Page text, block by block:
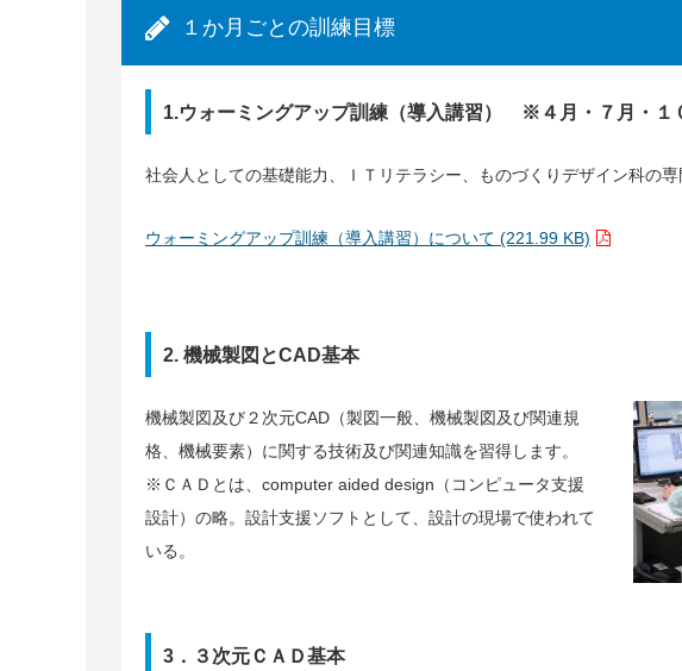
１か月ごとの訓練目標
1.ウォーミングアップ訓練（導入講習） ※４月・７月・１
社会人としての基礎能力、ＩＴリテラシー、ものづくりデザイン科の専
ウォーミングアップ訓練（導入講習）について (221.99 KB)
2. 機械製図とCAD基本
機械製図及び２次元CAD（製図一般、機械製図及び関連規
格、機械要素）に関する技術及び関連知識を習得します。
※ＣＡＤとは、computer aided design（コンピュータ支援
設計）の略。設計支援ソフトとして、設計の現場で使われて
いる。
3．３次元ＣＡＤ基本